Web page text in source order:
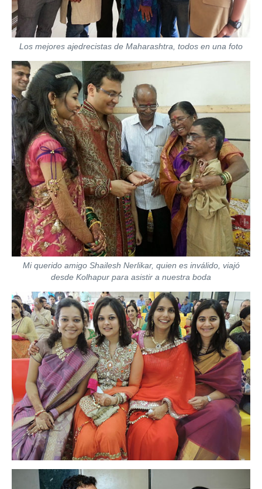
Los mejores ajedrecistas de Maharashtra, todos en una foto
Mi querido amigo Shailesh Nerlikar, quien es inválido, viajó
desde Kolhapur para asistir a nuestra boda